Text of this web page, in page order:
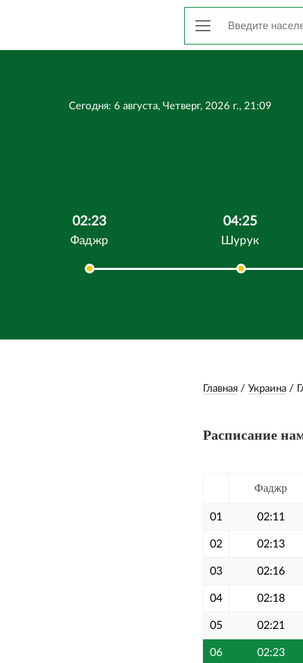
Сегодня: 6 августа, Четверг, 2026 г., 21:09
02:23
Фаджр
04:25
Шурук
Главная / Украина /
Расписание
Фаджр
01 02:11
02 02:13
03 02:16
04 02:18
05 02:21
06 02:23